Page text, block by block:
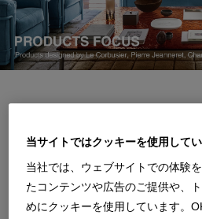
当サイトではクッキーを使用して
当社では、ウェブサイトでの体験
たコンテンツや広告のご提供や、
めにクッキーを使用しています。